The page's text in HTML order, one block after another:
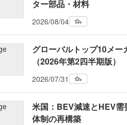
ター部品・材料
2026/08/04
グローバルトップ10メー
（2026年第2四半期版）
2026/07/31
米国：BEV減速とHEV需
体制の再構築